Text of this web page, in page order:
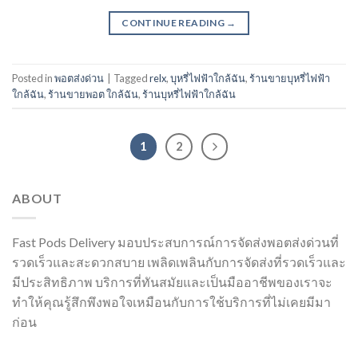
CONTINUE READING →
Posted inพอตส่งด่วน Taggedrelx,บุหรี่ไฟฟ้าใกล้ฉัน,ร้านขายบุหรี่ไฟฟ้า
ใกล้ฉัน,ร้านขายพอต ใกล้ฉัน,ร้านบุหรี่ไฟฟ้าใกล้ฉัน
1 2
ABOUT
Fast Pods Delivery มอบประสบการณ์การจัดส่งพอตส่งด่วนที่
รวดเร็วและสะดวกสบาย เพลิดเพลินกับการจัดส่งที่รวดเร็วและ
มีประสิทธิภาพ บริการที่ทันสมัยและเป็นมืออาชีพของเราจะ
ทำให้คุณรู้สึกพึงพอใจเหมือนกับการใช้บริการที่ไม่เคยมีมา
ก่อน